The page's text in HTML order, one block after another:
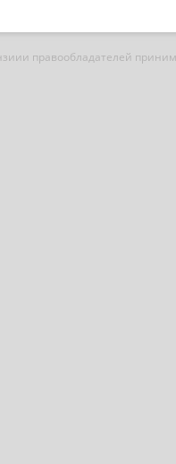
правообладателей